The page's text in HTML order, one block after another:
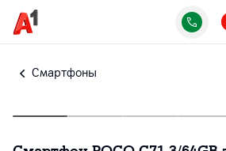
Смартфоны